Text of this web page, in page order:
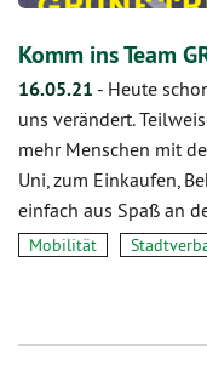
Komm ins Team
16.05.21 - Heute
uns verändert.
mehr Menschen mit
Uni, zum Einkaufen,
einfach aus Spaß an
Mobilität